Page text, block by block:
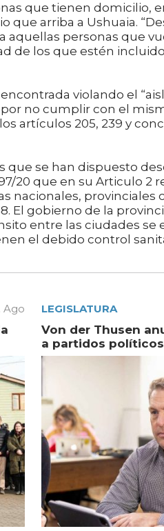
que tienen domicilio,
que arriba a Ushuaia.
aquellas personas que
de los que estén
violando el
no cumplir con el
artículos 205, 239 y
se han dispuesto
20 que en su Articulo 2
nacionales, provinciales
El gobierno de la
entre las ciudades
el debido control
Ago LEGISLATURA
Von der Thusen
a partidos